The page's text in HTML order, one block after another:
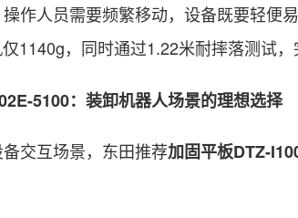
操作人员需要频繁移动，设备既要轻便
1140g，同时通过1.22米耐摔落测试，
5100：装卸机器人场景的理想选择
交互场景，东田推荐加固平板DTZ-